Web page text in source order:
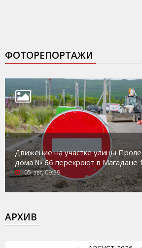
ФОТОРЕПОРТАЖИ
Движение на участке улицы
дома № 66 перекроют в Магадане
05-авг, 09:39
АРХИВ